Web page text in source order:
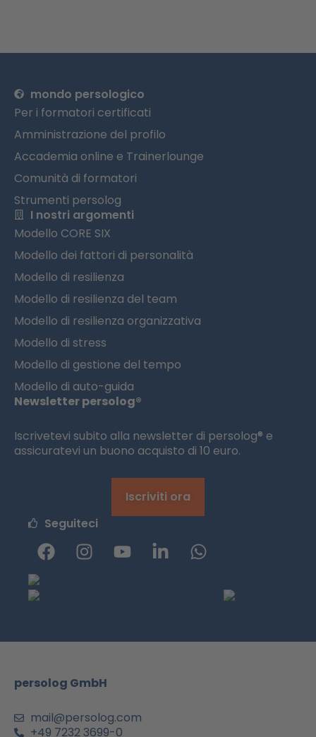
mondo persologico
Per i formatori certificati
Amministrazione del profilo
Accademia online e Trainerlounge
Comunità di formatori
Strumenti persolog
I nostri argomenti
Modello CORE SIX
Modello dei fattori di personalità
Modello di resilienza
Modello di resilienza del team
Modello di resilienza organizzativa
Modello di stress
Modello di gestione del tempo
Modello di auto-guida
Newsletter persolog®
Iscrivetevi subito alla newsletter di persolog® e
assicuratevi un buono acquisto di 10 euro.
Iscriviti ora
Seguiteci
F
a
o
I
n
r
m
Y
o
e
L
i
i
W
h
p
persolog GmbH
mail@persolog.com
+49 7232 3699-0